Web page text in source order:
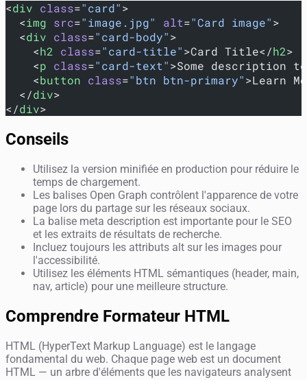
<div class="card">
  <
img src="image.jpg" alt="Card image">
  <
div class="card-body">
    <
h2 class="card-title">Card Title</h2>
    <
p class="card-text">Some description
    <
button class="btn btn-primary">Learn
  </
div>
</div>
Conseils
Utilisez la version minifiée en production pour réduire le
temps de chargement.
Les balises Open Graph contrôlent l'apparence de votre
page lors du partage sur les réseaux sociaux.
La balise meta description est importante pour le SEO
et les extraits de résultats de recherche.
Incluez toujours les attributs alt sur les images pour
l'accessibilité.
Utilisez les éléments HTML sémantiques (header, main,
nav, article) pour une meilleure structure.
Comprendre Formateur HTML
HTML (HyperText Markup Language) est le langage
fondamental du web. Chaque page web est un document
HTML — un arbre d'éléments que les navigateurs analysent